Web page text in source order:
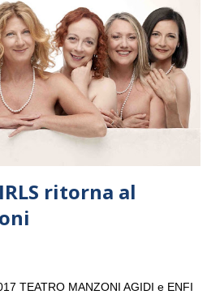
dove si esibirà per il secondo anno
avrà il piacere di applaudire i
Sea Youth Philharmonic per la quarta
nel 2008 da Kristjan Järvi (affiancato
di consulent...
ritorna al
TEATRO MANZONI AGIDI e ENFI